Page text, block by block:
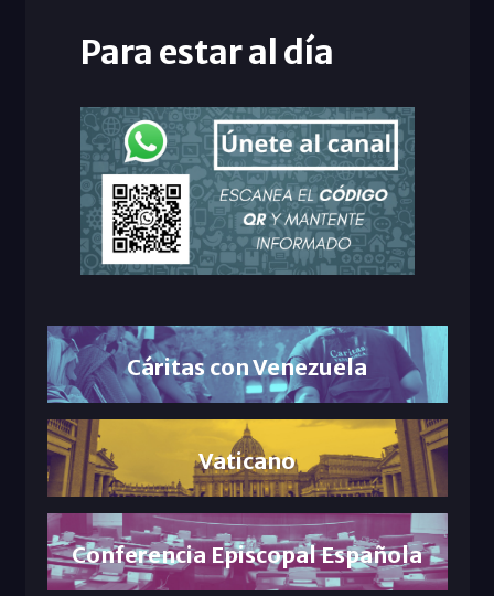
Para estar al día
Cáritas con Venezuela
Vaticano
Conferencia Episcopal Española